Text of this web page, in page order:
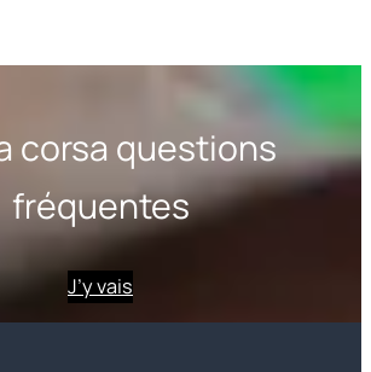
corsa questions
fréquentes
J’y vais